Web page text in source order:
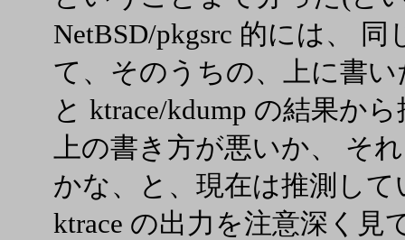
NetBSD/pkgsrc 的には、
て、そのうちの、上に書
と ktrace/kdump の結果か
上の書き方が悪いか、 そ
かな、と、現在は推測して
ktrace の出力を注意深く見